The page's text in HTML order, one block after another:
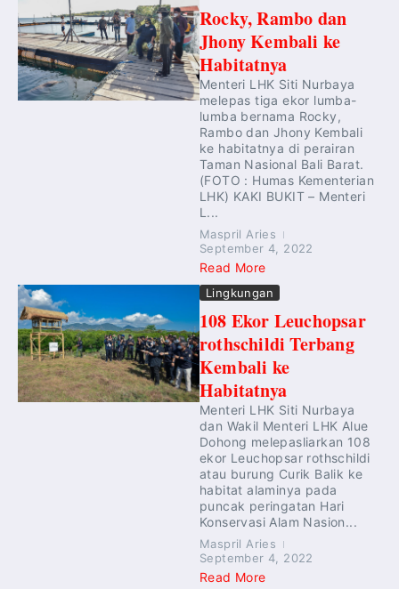
Rocky, Rambo dan
Jhony Kembali ke
Habitatnya
Menteri LHK Siti Nurbaya
melepas tiga ekor lumba-
lumba bernama Rocky,
Rambo dan Jhony Kembali
ke habitatnya di perairan
Taman Nasional Bali Barat.
(FOTO : Humas Kementerian
LHK) KAKI BUKIT – Menteri
L...
Maspril Aries
September 4, 2022
Read More
Lingkungan
108 Ekor Leuchopsar
rothschildi Terbang
Kembali ke
Habitatnya
Menteri LHK Siti Nurbaya
dan Wakil Menteri LHK Alue
Dohong melepasliarkan 108
ekor Leuchopsar rothschildi
atau burung Curik Balik ke
habitat alaminya pada
puncak peringatan Hari
Konservasi Alam Nasion...
Maspril Aries
September 4, 2022
Read More